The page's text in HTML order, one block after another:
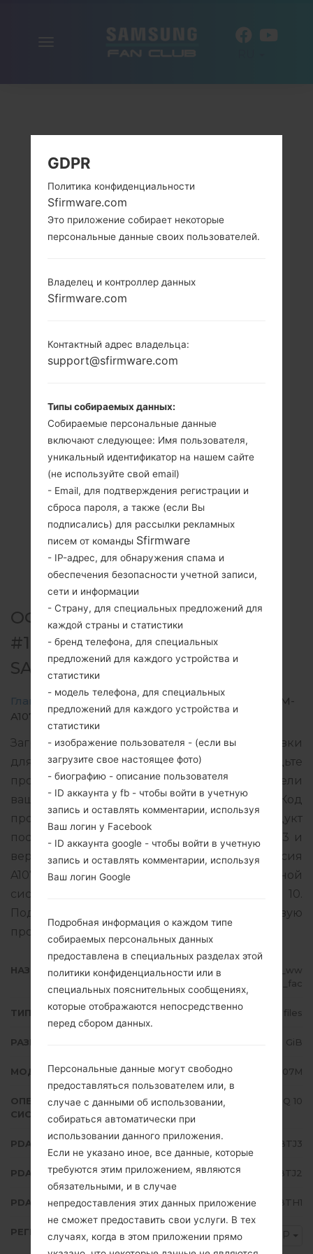
ОФИЦИАЛЬНАЯ ПРОШИВКА
#199396 ДЛЯ SM-A107M -
SAMSUNGGALAXY A10S
Главная → Galaxy A10s → SamsungSM-A107M
SM-
A107M_1_20201024084804_wwfbi6tqle_fac.zip
Загрузите последнее обновление прошивки
для Samsung Galaxy A10s, но не забудьте
проверить, соответствует ли номер модели
вашего смартфона указанному SM-A107M. Код
прошивки TGP для PARAGUAY. Продукт
поставляется с версией PDA A107MUBU5BTJ3 и
версия CSC A107MOWM5BTJ2, MODEM версия
A107MUBU5BTH1. Версия операционной
системы данной прошивки Android Q 10.
Подробная инструкция, как прошить стоковую
прошивку на устройства Samsung
НАЗВАНИЕ ФАЙЛА
SM-A107M_1_20201024084804_ww
fbi6tqle_fac
ТИП ПРОШИВКИ 4 files
РАЗМЕР ФАЙЛА 2.43 GiB
МОДЕЛЬ Samsung SM-A107M
ОПЕРАЦИОННАЯ
СИСТЕМА
Android Q 10
PDA/AP ВЕРСИЯ A107MUBU5BTJ3
PDA/AP ВЕРСИЯ A107MOWM5BTJ2
PDA/AP ВЕРСИЯ A107MUBU5BTH1
РЕГИОН TGP
GDPR
Политика конфиденциальности
Sfirmware.com
Это приложение собирает некоторые
персональные данные своих пользователей.
Владелец и контроллер данных
Sfirmware.com
Контактный адрес владельца:
support@sfirmware.com
Типы собираемых данных:
Собираемые персональные данные
включают следующее: Имя пользователя,
уникальный идентификатор на нашем сайте
(не используйте свой email)
- Email, для подтверждения регистрации и
сброса пароля, а также (если Вы
подписались) для рассылки рекламных
писем от команды Sfirmware
- IP-адрес, для обнаружения спама и
обеспечения безопасности учетной записи,
сети и информации
- Страну, для специальных предложений для
каждой страны и статистики
- бренд телефона, для специальных
предложений для каждого устройства и
статистики
- модель телефона, для специальных
предложений для каждого устройства и
статистики
- изображение пользователя - (если вы
загрузите свое настоящее фото)
- биографию - описание пользователя
- ID аккаунта у fb - чтобы войти в учетную
запись и оставлять комментарии, используя
Ваш логин у Facebook
- ID аккаунта google - чтобы войти в учетную
запись и оставлять комментарии, используя
Ваш логин Google
Подробная информация о каждом типе
собираемых персональных данных
предоставлена в специальных разделах этой
политики конфиденциальности или в
специальных пояснительных сообщениях,
которые отображаются непосредственно
перед сбором данных.
Персональные данные могут свободно
предоставляться пользователем или, в
случае с данными об использовании,
собираться автоматически при
использовании данного приложения.
Если не указано иное, все данные, которые
требуются этим приложением, являются
обязательными, и в случае
непредоставления этих данных приложение
не сможет предоставить свои услуги. В тех
случаях, когда в этом приложении прямо